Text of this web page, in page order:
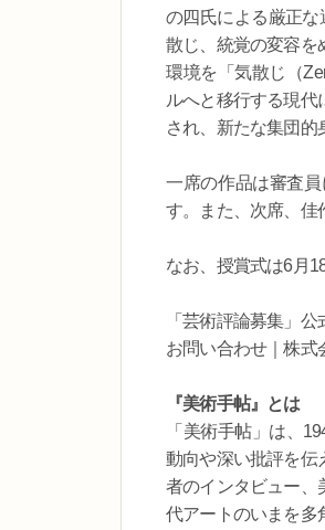
の四氏による厳正
散じ、統覚の変容を
環境を「気散じ（
ルへと移行する現
され、新たな集団的
一席の作品は審査
す。また、次席、佳
なお、授賞式は6月
「芸術評論募集」公
お問い合わせ｜株
『美術手帖』とは
「美術手帖」は、
動向や深い批評を伝
者のインタビュー、
代アートのいまを多